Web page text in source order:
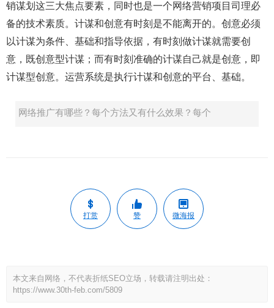
销谋划这三大焦点要素，同时也是一个网络营销项目司理必
备的技术素质。计谋和创意有时刻是不能离开的。创意必须
以计谋为条件、基础和指导依据，有时刻做计谋就需要创
意，既创意型计谋；而有时刻准确的计谋自己就是创意，即
计谋型创意。运营系统是执行计谋和创意的平台、基础。
网络推广有哪些？每个方法又有什么效果？每个
打赏 赞 微海报
本文来自网络，不代表折纸SEO立场，转载请注明出处：
https://www.30th-feb.com/5809